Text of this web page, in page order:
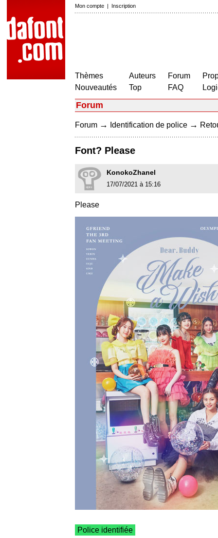
Mon compte | Inscription
Thèmes
Nouveautés
Auteurs
Top
Forum
FAQ
Forum
Forum → Identification de police →
Font? Please
KonokoZhanel
17/07/2021 à 15:16
Please
Police identifiée